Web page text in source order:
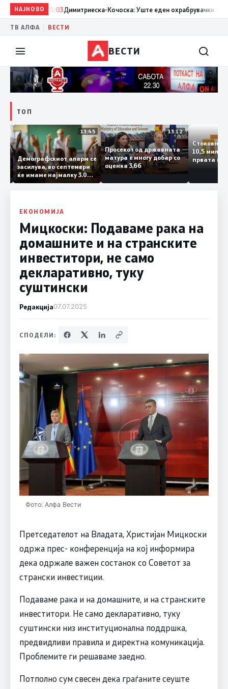
НАЈНОВО
13:03 Димитриеска-Кочоска: Уште еден охрабрувачки сигнал
ТВ АЛФА ВЕСТИ
ВЕСТИ
ТОП
14:12 13:45
Демографскиот аларм се
засилува, во септември
ќе имаме најмалку 3.000
првачиња помалку
13:12
Просекот од државната
матура е многу добар со
оценка 3,66
10,5
првата
ЕКОНОМИЈА
Мицкоски: Подаваме рака на
домашните и на странските
инвеститори, не само
декларативно, туку
суштински
Редакција07.07.2025
СПОДЕЛИ:
Фото: Алфа Вести
Претседателот на Владата, Христијан Мицкоски
одржа прес- конференција на кој информира
дека одржале важен состанок со Советот за
странски инвестиции.
Подаваме рака и на домашните, и на странските
инвеститори. Не само декларативно, туку
суштински низ институционална поддршка,
предвидливи правила и директна комуникација.
Проблемите ги решаваме заедно.
Потполно сум свесен дека граѓаните сеуште